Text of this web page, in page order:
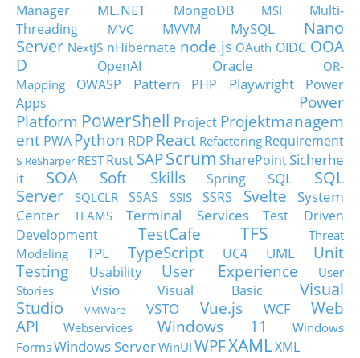
Manager
ML.NET MongoDB MSI
Multi-
Threading
MVC MVVM MySQL
Nano
Server NextJS nHibernate node.js OAuth OIDC OOA
D
OpenAI Oracle
OR-
Mapping
OWASP Pattern PHP Playwright
Power
Apps
Power
Platform PowerShell Project Projektmanagem
ent PWA Python RDP React Refactoring Requirement
s ReSharper RESTRust SAPScrum SharePointSicherhe
it
SOA Soft Skills Spring SQL
SQL
Server
SQLCLR SSAS SSIS SSRS Svelte
System
Center
TEAMS Terminal Services
Test Driven
Development
TestCafe TFS
Threat
Modeling
TPL TypeScript UC4 UML
Unit
Testing
Usability User Experience
User
Stories
Visio Visual Basic
Visual
Studio
VMWare VSTO Vue.js WCF
Web
API
Webservices Windows 11
Windows
FormsWindows ServerWinUI WPFXAMLXML